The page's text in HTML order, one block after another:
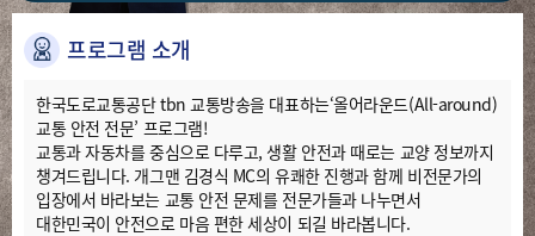
프로그램 소개
한국도로교통공단 tbn 교통방송을 대표하는‘올어라운드(All-around)
교통 안전 전문’ 프로그램!
교통과 자동차를 중심으로 다루고, 생활 안전과 때로는 교양 정보까지
챙겨드립니다. 개그맨 김경식 MC의 유쾌한 진행과 함께 비전문가의
입장에서 바라보는 교통 안전 문제를 전문가들과 나누면서
대한민국이 안전으로 마음 편한 세상이 되길 바라봅니다.